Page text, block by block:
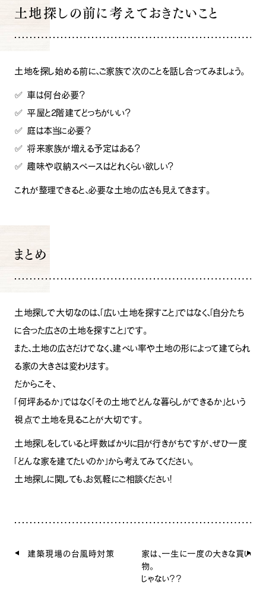
ナチュラル
ヴィンテージ
土地探しの前に考えておきたいこと
土地を探し始める前に、ご家族で次のことを話し合ってみましょう。
✅ 車は何台必要？
✅ 平屋と2階建てどっちがいい？
✅ 庭は本当に必要？
✅ 将来家族が増える予定はある？
✅ 趣味や収納スペースはどれくらい欲しい？
これが整理できると、必要な土地の広さも見えてきます。
まとめ
土地探しで大切なのは、「広い土地を探すこと」ではなく、「自分たち
に合った広さの土地を探すこと」です。
また、土地の広さだけでなく、建ぺい率や土地の形によって建てられ
る家の大きさは変わります。
だからこそ、
「何坪あるか」ではなく「その土地でどんな暮らしができるか」という
視点で土地を見ることが大切です。
土地探しをしていると坪数ばかりに目が行きがちですが、ぜひ一度
「どんな家を建てたいのか」から考えてみてください。
土地探しに関しても、お気軽にご相談ください！
建築現場の台風時対策
家は、一生に一度の大きな買い
物
じゃない？？